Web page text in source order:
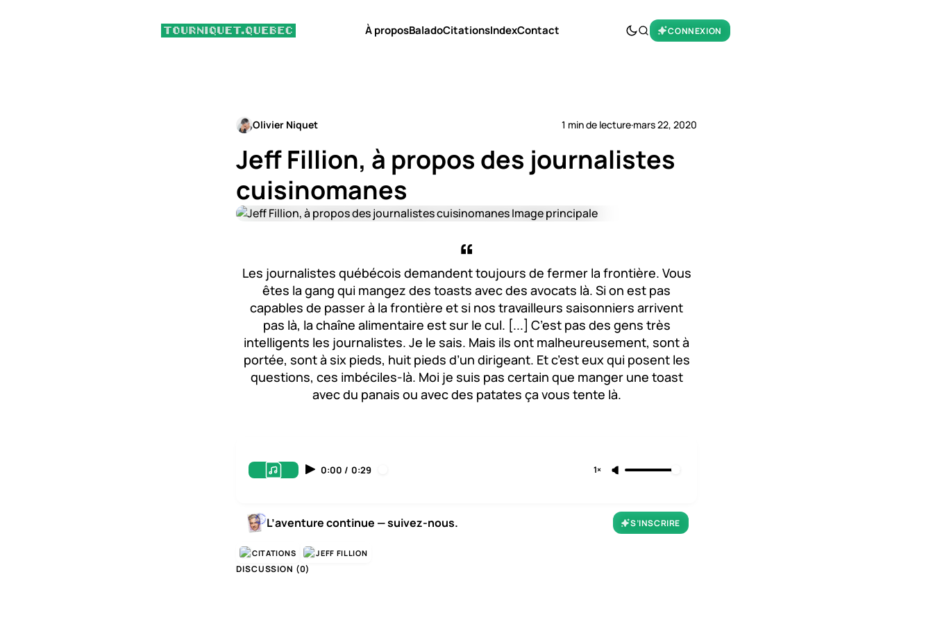
À proposBaladoCitationsIndexContact CONNEXION
Olivier Niquet 1 min de lecture·mars 22, 2020
Jeff Fillion, à propos des journalistes
cuisinomanes
Les journalistes québécois demandent toujours de fermer la frontière. Vous
êtes la gang qui mangez des toasts avec des avocats là. Si on est pas
capables de passer à la frontière et si nos travailleurs saisonniers arrivent
pas là, la chaîne alimentaire est sur le cul. [...] C’est pas des gens très
intelligents les journalistes. Je le sais. Mais ils ont malheureusement, sont à
portée, sont à six pieds, huit pieds d’un dirigeant. Et c’est eux qui posent les
questions, ces imbéciles-là. Moi je suis pas certain que manger une toast
avec du panais ou avec des patates ça vous tente là.
0:00 / 0:29 1×
L’aventure continue — suivez-nous. S’INSCRIRE
CITATIONS JEFF FILLION
DISCUSSION (0)